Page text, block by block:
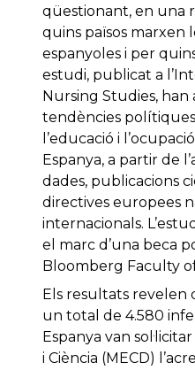
qüestionant, en una
quins països marxen
espanyoles i per
estudi, publicat a
Nursing Studies, han
tendències
l’educació i
Espanya, a partir de
dades, publicacions
directives europees
internacionals.
el marc d’una beca
Bloomberg Faculty
Els resultats revelen
un total de 4.580
Espanya van
i Ciència (MECD)